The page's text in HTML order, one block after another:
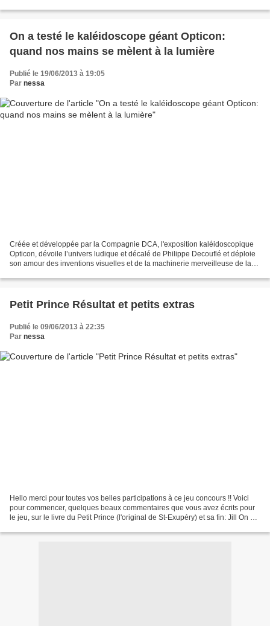
On a testé le kaléidoscope géant Opticon:
quand nos mains se mèlent à la lumière
Publié le 19/06/2013 à 19:05
Par nessa
Créée et développée par la Compagnie DCA, l'exposition kaléidoscopique
Opticon, dévoile l’univers ludique et décalé de Philippe Decouflé et déploie
son amour des inventions visuelles et de la machinerie merveilleuse de la
Petit Prince Résultat et petits extras
Publié le 09/06/2013 à 22:35
Par nessa
Hello merci pour toutes vos belles participations à ce jeu concours !! Voici
pour commencer, quelques beaux commentaires que vous avez écrits pour
le jeu, sur le livre du Petit Prince (l'original de St-Exupéry) et sa fin: Jill On ne